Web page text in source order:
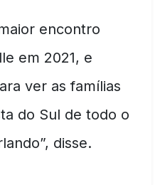
encontro
em 2021, e
ver as famílias
do Sul de todo o
disse.